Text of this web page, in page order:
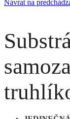
Návrat na